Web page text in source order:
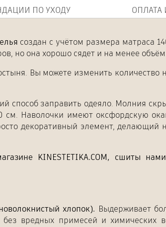
ПО УХОДУ ОПЛАТА
создан с учётом размера матраса
но она хорошо сядет и на менее
Вы можете изменить
способ заправить одеяло. Молния
см. Наволочки имеют оксфордскую
декоративный элемент,
KINESTETIKA.COM, сшиты
хлопок). Выдерживает
вредных примесей и химических